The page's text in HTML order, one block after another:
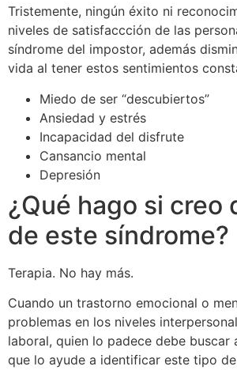
Tristemente, ningún éxito ni
niveles de satisfaccción de las
síndrome del impostor, además
vida al tener estos sentimientos
Miedo de ser “descubiertos”
Ansiedad y estrés
Incapacidad del disfrute
Cansancio mental
Depresión
¿Qué hago si creo
de este síndrome?
Terapia. No hay más.
Cuando un trastorno emocional o
problemas en los niveles
laboral, quien lo padece debe
que lo ayude a identificar este tipo